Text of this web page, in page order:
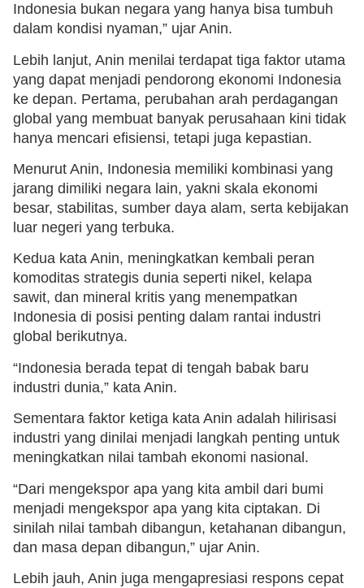
Indonesia bukan negara yang hanya bisa tumbuh
dalam kondisi nyaman,” ujar Anin.
Lebih lanjut, Anin menilai terdapat tiga faktor utama
yang dapat menjadi pendorong ekonomi Indonesia
ke depan. Pertama, perubahan arah perdagangan
global yang membuat banyak perusahaan kini tidak
hanya mencari efisiensi, tetapi juga kepastian.
Menurut Anin, Indonesia memiliki kombinasi yang
jarang dimiliki negara lain, yakni skala ekonomi
besar, stabilitas, sumber daya alam, serta kebijakan
luar negeri yang terbuka.
Kedua kata Anin, meningkatkan kembali peran
komoditas strategis dunia seperti nikel, kelapa
sawit, dan mineral kritis yang menempatkan
Indonesia di posisi penting dalam rantai industri
global berikutnya.
“Indonesia berada tepat di tengah babak baru
industri dunia,” kata Anin.
Sementara faktor ketiga kata Anin adalah hilirisasi
industri yang dinilai menjadi langkah penting untuk
meningkatkan nilai tambah ekonomi nasional.
“Dari mengekspor apa yang kita ambil dari bumi
menjadi mengekspor apa yang kita ciptakan. Di
sinilah nilai tambah dibangun, ketahanan dibangun,
dan masa depan dibangun,” ujar Anin.
Lebih jauh, Anin juga mengapresiasi respons cepat